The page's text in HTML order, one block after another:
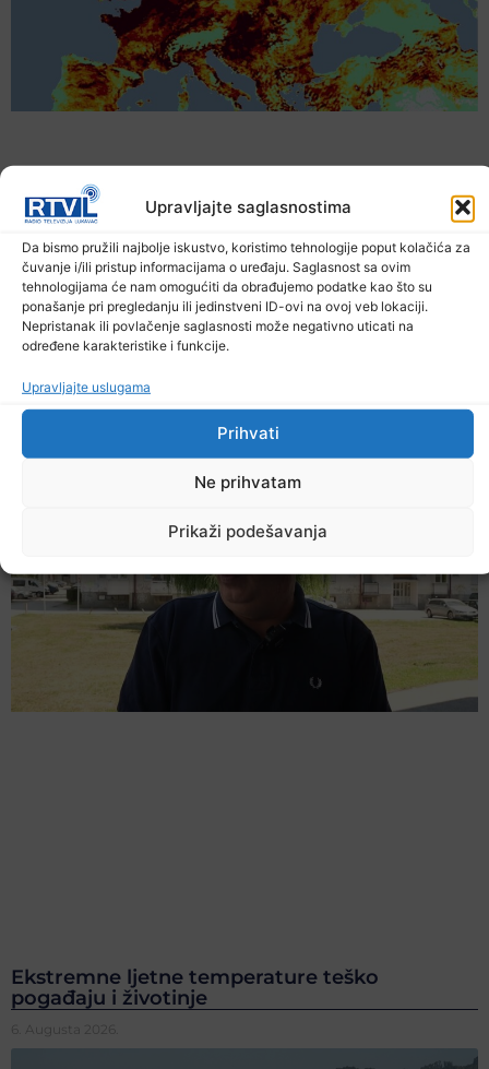
Upravljajte saglasnostima
Da bismo pružili najbolje iskustvo, koristimo tehnologije poput kolačića za
čuvanje i/ili pristup informacijama o uređaju. Saglasnost sa ovim
tehnologijama će nam omogućiti da obrađujemo podatke kao što su
ponašanje pri pregledanju ili jedinstveni ID-ovi na ovoj veb lokaciji.
Nepristanak ili povlačenje saglasnosti može negativno uticati na
određene karakteristike i funkcije.
Upravljajte uslugama
Prihvati
Ne prihvatam
Prikaži podešavanja
Upozorenje za narednih sedam dana: Požari
prijete Balkanu, u rizičnoj zoni nalazi se i BiH
Ekstremne ljetne temperature teško
pogađaju i životinje
6. Augusta 2026.